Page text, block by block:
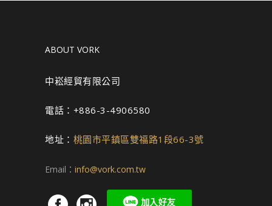
ABOUT VORK
中崧經貿有限公司
電話：+886-3-4906580
地址： 桃園市平鎮區雙福路1段66-3號
Email： info@vork.com.tw